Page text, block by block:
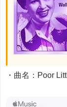
・曲名：Poor